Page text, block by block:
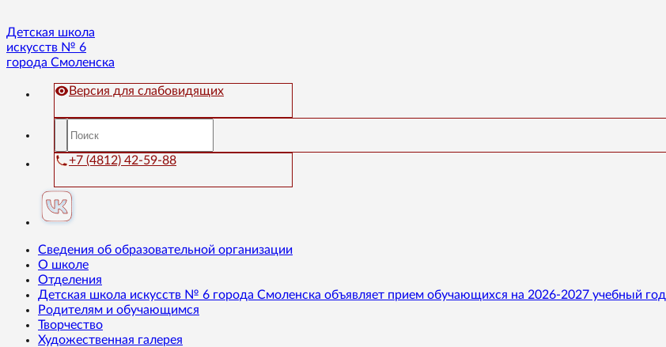
Детская школа
искусств № 6
города Смоленска
Версия для слабовидящих
+7 (4812) 42-59-88
Сведения об образовательной организации
О школе
Отделения
Детская школа искусств № 6 города Смоленска объявляет прием обучающихся на 2026-2027 учебный год
Родителям и обучающимся
Творчество
Художественная галерея